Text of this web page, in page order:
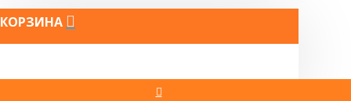
КОРЗИНА